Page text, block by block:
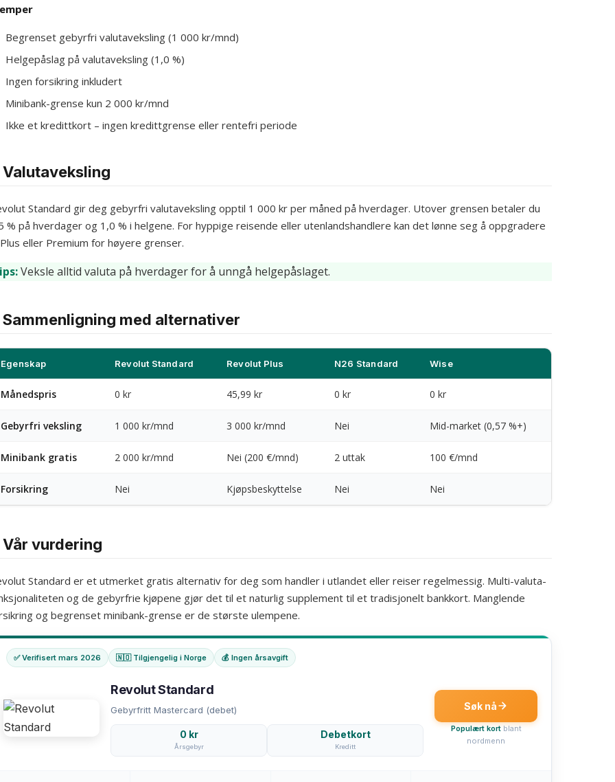
Begrenset gebyrfri valutaveksling (1 000 kr/mnd)
Helgepåslag på valutaveksling (1,0 %)
Ingen forsikring inkludert
Minibank-grense kun 2 000 kr/mnd
Ikke et kredittkort – ingen kredittgrense eller rentefri periode
Valutaveksling
Standard gir deg gebyrfri valutaveksling opptil 1 000 kr per måned på hverdager. Utover grensen betaler du
% på hverdager og 1,0 % i helgene. For hyppige reisende eller utenlandshandlere kan det lønne seg å oppgradere
eller Premium for høyere grenser.
Veksle alltid valuta på hverdager for å unngå helgepåslaget.
Sammenligning med alternativer
Egenskap Revolut Standard Revolut Plus N26 Standard Wise
Månedspris 0 kr 45,99 kr 0 kr 0 kr
Gebyrfri veksling 1 000 kr/mnd 3 000 kr/mnd Nei Mid-market (0,57 %+)
Minibank gratis 2 000 kr/mnd Nei (200 €/mnd) 2 uttak 100 €/mnd
Forsikring Nei Kjøpsbeskyttelse Nei Nei
Vår vurdering
Standard er et utmerket gratis alternativ for deg som handler i utlandet eller reiser regelmessig. Multi-valuta-
og de gebyrfrie kjøpene gjør det til et naturlig supplement til et tradisjonelt bankkort. Manglende
og begrenset minibank-grense er de største ulempene.
✅ Verifisert mars 2026 🇳🇴 Tilgjengelig i Norge 💰 Ingen årsavgift
Revolut Standard
Gebyrfritt Mastercard (debet)
0 kr
Årsgebyr
Debetkort
Kreditt
Søk nå
Populært kortblant
nordmenn